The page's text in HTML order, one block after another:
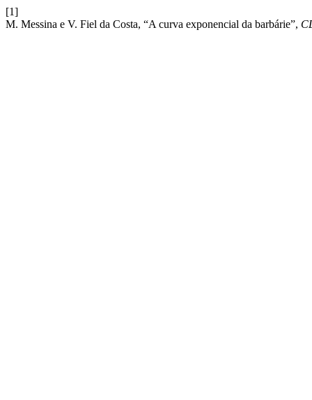
[1]
M. Messina e V. Fiel da Costa, “A curva exponencial da barbárie”,